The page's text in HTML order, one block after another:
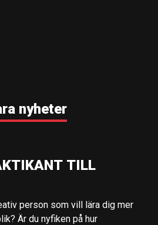
nyheter
TILL
person som vill lära dig mer
Är du nyfiken på hur